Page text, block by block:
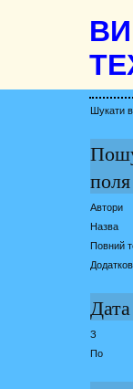
Шукати в
поля
Автори
Назва
Повний
Дата
З
По